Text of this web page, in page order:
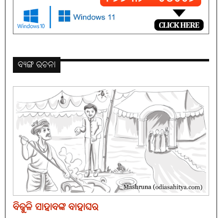
ବ୍ୟଙ୍ଗ ରଚନା
ବିଜୁଳି ସାହାବଙ୍କ ବାହାଘର